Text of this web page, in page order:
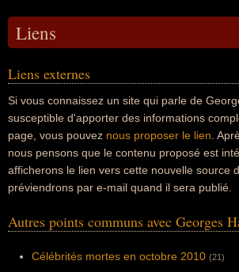
Liens
Liens externes
Si vous connaissez un site qui parle de
susceptible d'apporter des informations
page, vous pouvez nous proposer le lien .
nous pensons que le contenu proposé est
afficherons le lien vers cette nouvelle source
préviendrons par e-mail quand il sera publié.
Autres points communs avec Georges
Célébrités mortes en octobre 2010 (21)